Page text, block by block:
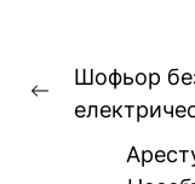
Previous
Шофьор